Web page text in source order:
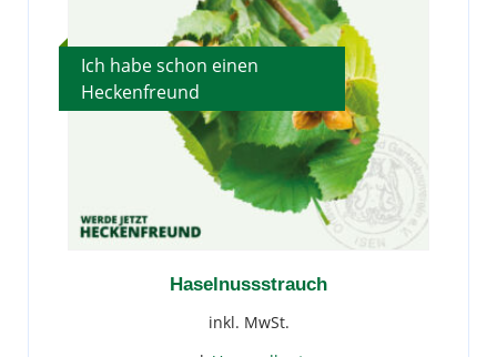
Ich habe schon einen
Heckenfreund
Haselnussstrauch
inkl. MwSt.